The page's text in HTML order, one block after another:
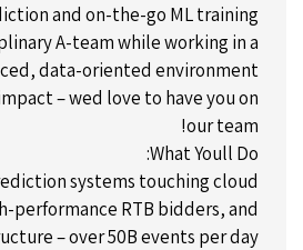
and on-the-go ML training.
A-team while working in a
data-oriented environment.
– wed love to have you on
our team!
What Youll Do:
systems touching cloud
performance RTB bidders, and
– over 50B events per day.